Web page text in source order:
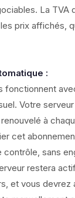
La TVA
prix affichés,
:
fonctionnent
Votre
à
cet
contrôle, sans
restera
et vous